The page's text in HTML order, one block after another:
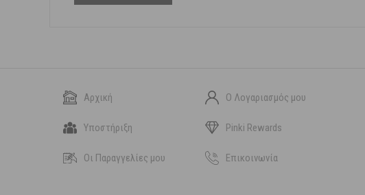
Αρχική Ο Λογαριασμός μου
Υποστήριξη Pinki Rewards
Οι Παραγγελίες μου Επικοινωνία